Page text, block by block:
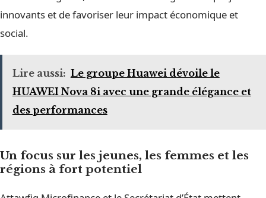
innovants et de favoriser leur impact économique et
social.
Lire aussi: Le groupe Huawei dévoile le
HUAWEI Nova 8i avec une grande élégance et
des performances
Un focus sur les jeunes, les femmes et les
régions à fort potentiel